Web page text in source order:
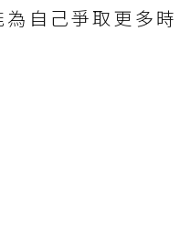
自己爭取更多時